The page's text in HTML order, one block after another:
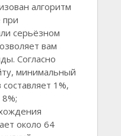
алгоритм
при
серьёзном
вам
Согласно
минимальный
1%,
около 64